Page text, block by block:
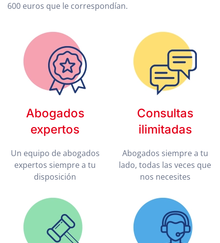
600 euros que le correspondían.
Abogados
expertos
Un equipo de abogados
expertos siempre a tu
disposición
Consultas
ilimitadas
Abogados siempre a tu
lado, todas las veces que
nos necesites